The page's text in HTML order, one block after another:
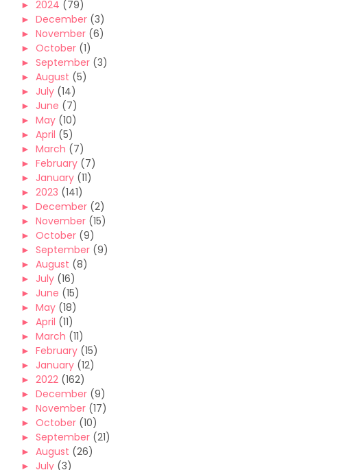
► 2024 (79)
► December (3)
► November (6)
► October (1)
► September (3)
► August (5)
► July (14)
► June (7)
► May (10)
► April (5)
► March (7)
► February (7)
► January (11)
► 2023 (141)
► December (2)
► November (15)
► October (9)
► September (9)
► August (8)
► July (16)
► June (15)
► May (18)
► April (11)
► March (11)
► February (15)
► January (12)
► 2022 (162)
► December (9)
► November (17)
► October (10)
► September (21)
► August (26)
► July (3)